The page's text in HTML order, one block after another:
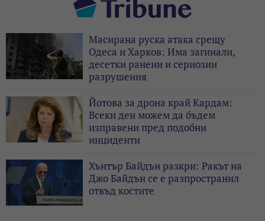
Масирана руска атака срещу
Одеса и Харков: Има загинали,
десетки ранени и сериозни
разрушения
Йотова за дрона край Кардам:
Всеки ден можем да бъдем
изправени пред подобни
инциденти
Хънтър Байдън разкри: Ракът на
Джо Байдън се е разпространил
отвъд костите